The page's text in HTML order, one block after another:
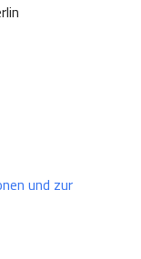
und zur